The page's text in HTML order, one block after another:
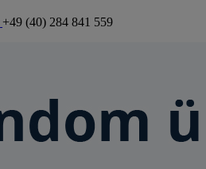
+49 (40) 284 841 559